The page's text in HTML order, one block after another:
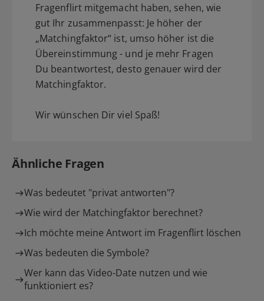
Fragenflirt mitgemacht haben, sehen, wie
gut Ihr zusammenpasst: Je höher der
„Matchingfaktor“ ist, umso höher ist die
Übereinstimmung - und je mehr Fragen
Du beantwortest, desto genauer wird der
Matchingfaktor.
Wir wünschen Dir viel Spaß!
Ähnliche Fragen
Was bedeutet "privat antworten"?
Wie wird der Matchingfaktor berechnet?
Ich möchte meine Antwort im Fragenflirt löschen
Was bedeuten die Symbole?
Wer kann das Video-Date nutzen und wie
funktioniert es?